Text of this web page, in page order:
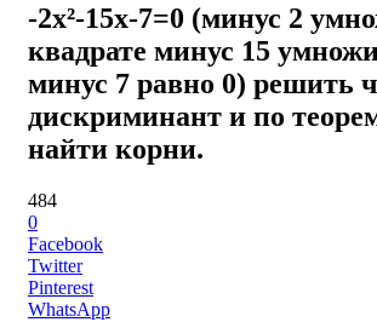
-2x²-15x-7=0 (минус 2
квадрате минус 15
минус 7 равно 0) решить
дискриминант и по
найти корни.
484
0
Facebook
Twitter
Pinterest
WhatsApp